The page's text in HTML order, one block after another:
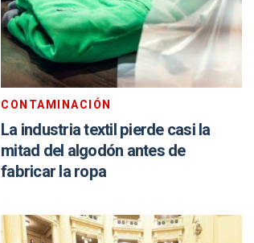
CONTAMINACIÓN
La industria textil pierde casi la
mitad del algodón antes de
fabricar la ropa